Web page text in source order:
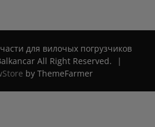
для вилочых погрузчиков
All Right Reserved.
|
by ThemeFarmer